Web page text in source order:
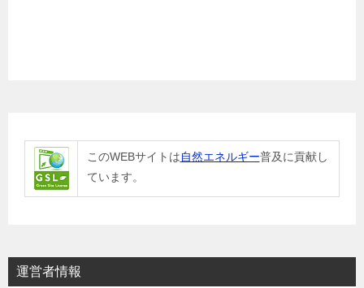
このWEBサイトは自然エネルギー普及に貢献し
ています。
運営者情報